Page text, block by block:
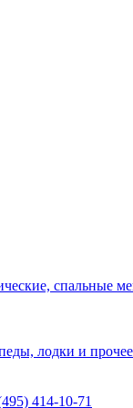
спальные
лодки и прочее
414-10-71